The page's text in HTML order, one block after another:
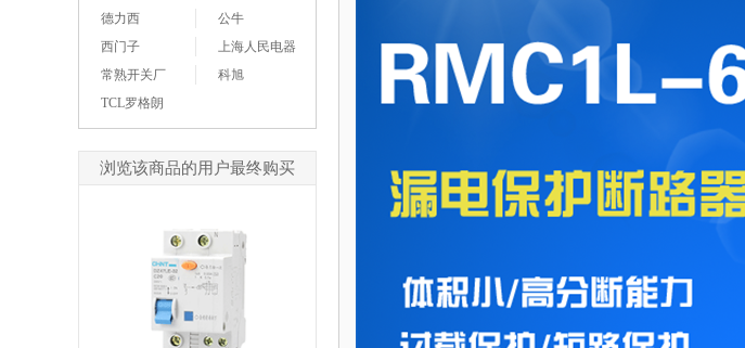
德力西
公牛
西门子
上海人民电器
常熟开关厂
科旭
TCL罗格朗
浏览该商品的用户最终购买